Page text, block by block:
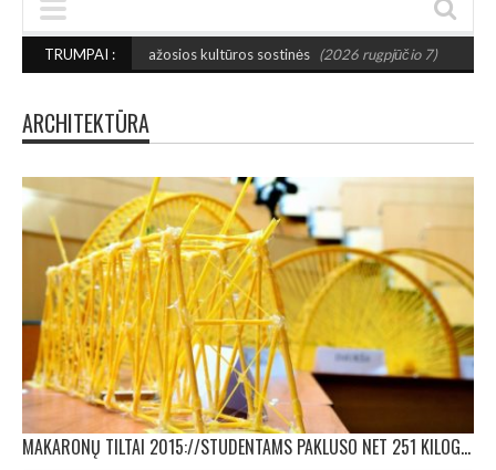
TRUMPAI :
mažosios kultūros sostinės (2026 rugpjūčio 7)
ARCHITEKTŪRA
MAKARONŲ TILTAI 2015://STUDENTAMS PAKLUSO NET 251 KILOGRAMŲ APKROVA